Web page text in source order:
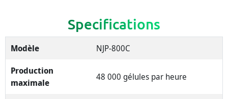
Specifications
Modèle
NJP-800C
Production
maximale
48 000 gélules par heure